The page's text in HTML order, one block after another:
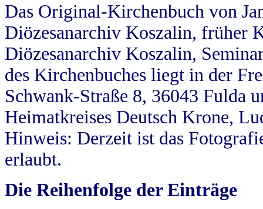
Das Original-Kirchenbuch von
Diözesanarchiv Koszalin, früher
Diözesanarchiv Koszalin,
des Kirchenbuches liegt in der
Schwank-Straße 8, 36043 Fulda
Heimatkreises Deutsch Krone,
Hinweis: Derzeit ist das
erlaubt.
Die Reihenfolge der Einträge